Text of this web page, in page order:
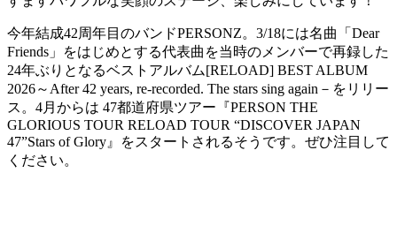
今年結成42周年目のバンドPERSONZ。3/18には名曲「Dear
Friends」をはじめとする代表曲を当時のメンバーで再録した
24年ぶりとなるベストアルバム[RELOAD] BEST ALBUM
2026～After 42 years, re-recorded. The stars sing again－をリリー
ス。4月からは 47都道府県ツアー『PERSON THE
GLORIOUS TOUR RELOAD TOUR “DISCOVER JAPAN
47”Stars of Glory』をスタートされるそうです。ぜひ注目して
ください。